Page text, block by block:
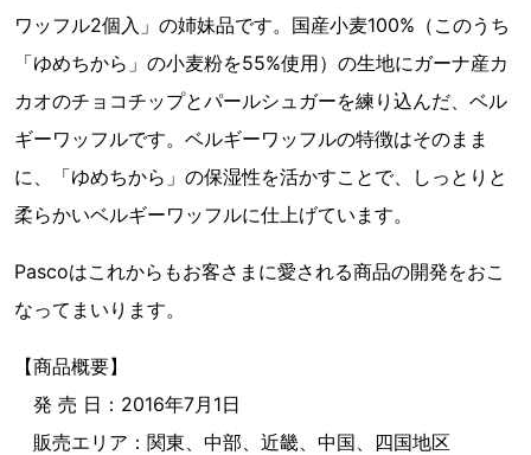
ワッフル2個入」の姉妹品です。国産小麦100%（このうち
「ゆめちから」の小麦粉を55%使用）の生地にガーナ産カ
カオのチョコチップとパールシュガーを練り込んだ、ベル
ギーワッフルです。ベルギーワッフルの特徴はそのまま
に、「ゆめちから」の保湿性を活かすことで、しっとりと
柔らかいベルギーワッフルに仕上げています。
Pascoはこれからもお客さまに愛される商品の開発をおこ
なってまいります。
【商品概要】
発 売 日：2016年7月1日
販売エリア：関東、中部、近畿、中国、四国地区